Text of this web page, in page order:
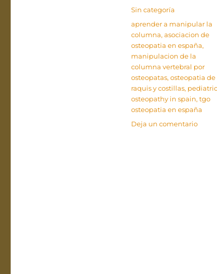
el
Categorías
Sin categoría
Etiquetas
aprender a manipular la
columna, asociacion de
osteopatia en españa,
manipulacion de la
columna vertebral por
osteopatas, osteopatia de
raquis y costillas, pediatric
osteopathy in spain, tgo
osteopatia en españa
Deja un comentarioen